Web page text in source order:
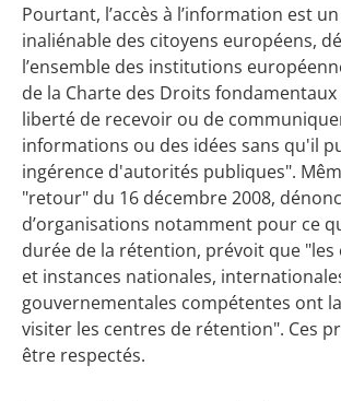
Pourtant, l’accès à l’information est
inaliénable des citoyens européens,
l’ensemble des institutions
de la Charte des Droits
liberté de recevoir ou de
informations ou des idées sans qu'il
ingérence d'autorités publiques".
"retour" du 16 décembre 2008,
d’organisations notamment pour ce
durée de la rétention, prévoit que
et instances nationales,
gouvernementales compétentes ont
visiter les centres de rétention". Ces
être respectés.